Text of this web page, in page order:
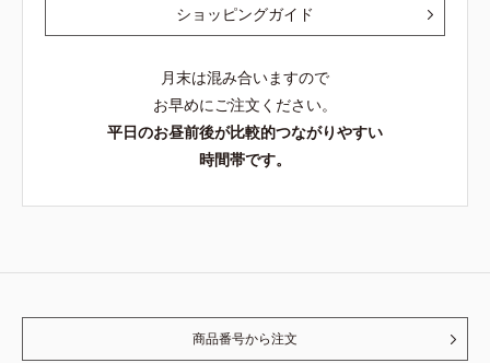
ショッピングガイド
月末は混み合いますので
お早めにご注文ください。
平日のお昼前後が比較的つながりやすい
時間帯です。
商品番号から注文